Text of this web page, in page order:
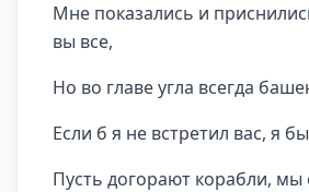
Мне показались и
вы все,
Но во главе угла всегда
Если б я не встретил вас, я
Пусть догорают корабли, мы